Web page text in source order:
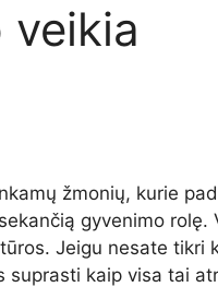
veikia
žmonių, kurie
gyvenimo rolę.
Jeigu nesate tikri
suprasti kaip visa tai